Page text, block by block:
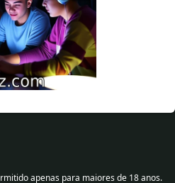
apenas para maiores de 18 anos.